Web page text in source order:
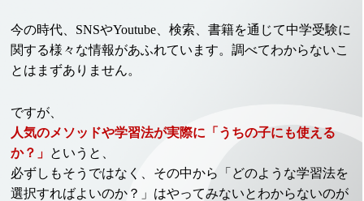
今の時代、SNSやYoutube、検索、書籍を通じて中学受験に
関する様々な情報があふれています。調べてわからないこ
とはまずありません。
ですが、
人気のメソッドや学習法が実際に「うちの子にも使える
か？」 というと、
必ずしもそうではなく、 その中から「どのような学習法を
選択すればよいのか？」はやってみないとわからないのが